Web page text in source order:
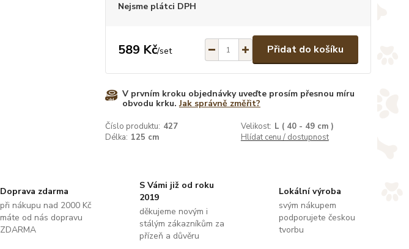
Nejsme plátci DPH
589 Kč/set Přidat do košíku
V prvním kroku objednávky uveďte prosím přesnou míru
obvodu krku.Jak správně změřit?
Číslo produktu: 427 Velikost: L ( 40 - 49 cm )
Délka: 125 cm Hlídat cenu / dostupnost
Doprava zdarma
při nákupu nad 2000 Kč
máte od nás dopravu
ZDARMA
S Vámi již od roku
2019
děkujeme novým i
stálým zákazníkům za
přízeň a důvěru
Lokální výroba
svým nákupem
podporujete českou
tvorbu